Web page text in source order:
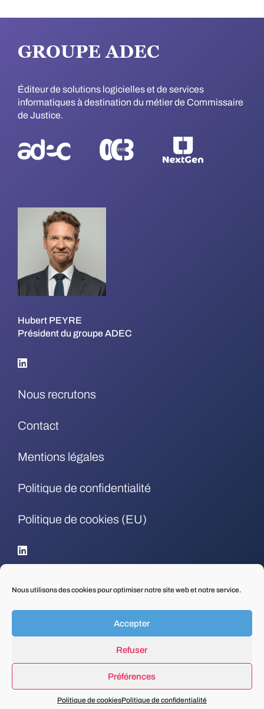
Nous utilisons des cookies pour optimiser notre site web et notre service.
Accepter
Refuser
Préférences
Politique de cookiesPolitique de confidentialité
GROUPE ADEC
Éditeur de solutions logicielles et de services
informatiques à destination du métier de Commissaire
de Justice.
Hubert PEYRE
Président du groupe ADEC
Nous recrutons
Contact
Mentions légales
Politique de confidentialité
Politique de cookies (EU)